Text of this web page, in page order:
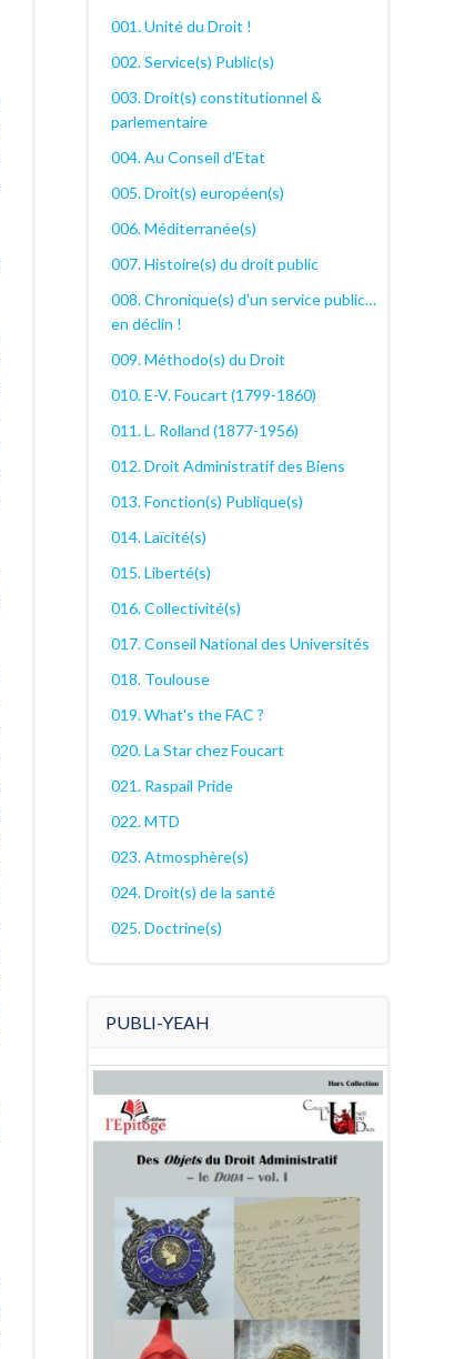
001. Unité du Droit !
002. Service(s) Public(s)
003. Droit(s) constitutionnel &
parlementaire
004. Au Conseil d'Etat
005. Droit(s) européen(s)
006. Méditerranée(s)
007. Histoire(s) du droit public
008. Chronique(s) d'un service public…
en déclin !
009. Méthodo(s) du Droit
010. E-V. Foucart (1799-1860)
011. L. Rolland (1877-1956)
012. Droit Administratif des Biens
013. Fonction(s) Publique(s)
014. Laïcité(s)
015. Liberté(s)
016. Collectivité(s)
017. Conseil National des Universités
018. Toulouse
019. What's the FAC ?
020. La Star chez Foucart
021. Raspail Pride
022. MTD
023. Atmosphère(s)
024. Droit(s) de la santé
025. Doctrine(s)
PUBLI-YEAH